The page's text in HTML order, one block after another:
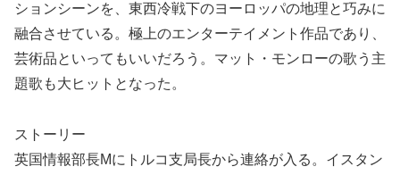
ションシーンを、東西冷戦下のヨーロッパの地理と巧みに
融合させている。極上のエンターテイメント作品であり、
芸術品といってもいいだろう。マット・モンローの歌う主
題歌も大ヒットとなった。
ストーリー
英国情報部長Mにトルコ支局長から連絡が入る。イスタン